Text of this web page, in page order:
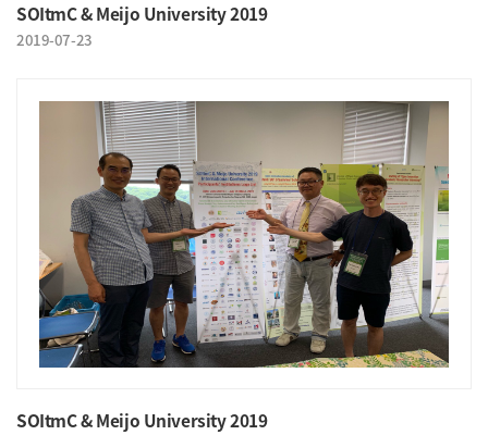
SOItmC & Meijo University 2019
2019-07-23
SOItmC & Meijo University 2019